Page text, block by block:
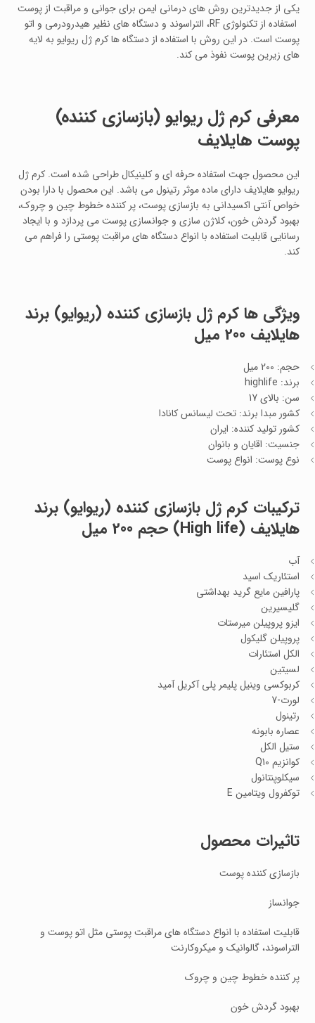
یکی از جدیدترین روش های درمانی ایمن برای جوانی و مراقبت از پوست
استفاده از تکنولوژی RF، التراسوند و دستگاه های نظیر هیدرودرمی و اتو
پوست است. در این روش با استفاده از دستگاه ها کرم ژل ریوایو به لایه
های زیرین پوست نفوذ می کند.
معرفی کرم ژل ریوایو (بازسازی کننده)
پوست هایلایف
این محصول جهت استفاده حرفه ای و کلینیکال طراحی شده است. کرم ژل
ریوایو هایلایف دارای ماده موثر رتینول می باشد. این محصول با دارا بودن
خواص آنتی اکسیدانی به بازسازی پوست، پر کننده خطوط چین و چروک،
بهبود گردش خون، کلاژن سازی و جوانسازی پوست می پردازد و با ایجاد
رسانایی قابلیت استفاده با انواع دستگاه های مراقبت پوستی را فراهم می
کند.
ویژگی ها کرم ژل بازسازی کننده (ریوایو) برند
هایلایف 200 میل
حجم: 200 میل
برند: highlife
سن: بالای 17
کشور مبدا برند: تحت لیسانس کانادا
کشور تولید کننده: ایران
جنسیت: اقایان و بانوان
نوع پوست: انواع پوست
ترکیبات کرم ژل بازسازی کننده (ریوایو) برند
هایلایف (High life) حجم 200 میل
آب
استئاریک اسید
پارافین مایع گرید بهداشتی
گلیسیرین
ایزو پروپیلن میرستات
پروپیلن گلیکول
الکل استئارات
لسیتین
کربوکسی وینیل پلیمر پلی آکریل آمید
لورت-7
رتینول
عصاره بابونه
ستیل الکل
کوانزیم Q10
سیکلوپنتانول
توکفرول ویتامین E
تاثیرات محصول
بازسازی کننده پوست
جوانساز
قابلیت استفاده با انواع دستگاه های مراقبت پوستی مثل اتو پوست و
التراسوند، گالوانیک و میکروکارنت
پر کننده خطوط چین و چروک
بهبود گردش خون